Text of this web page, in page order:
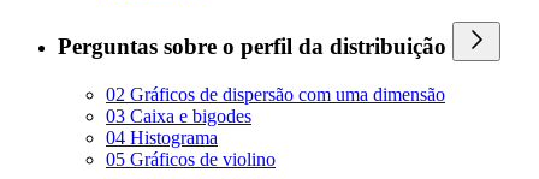
Perguntas sobre o perfil da distribuição
02 Gráficos de dispersão com uma dimensão
03 Caixa e bigodes
04 Histograma
05 Gráficos de violino